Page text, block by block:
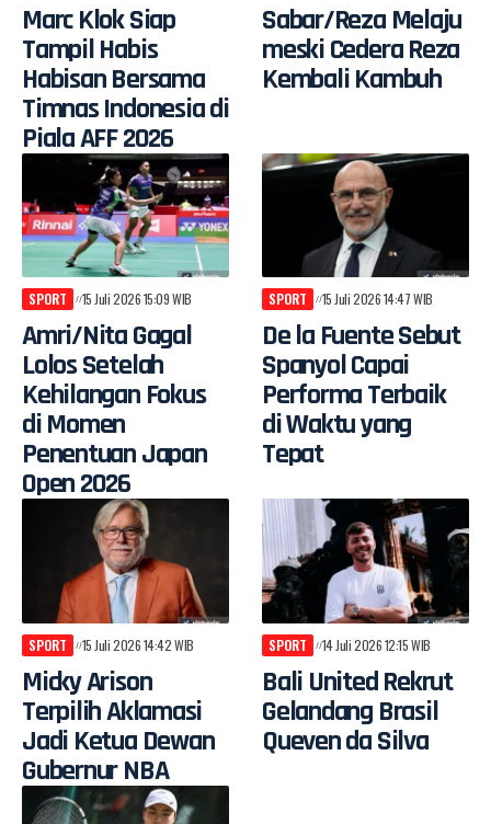
Marc Klok Siap
Tampil Habis
Habisan Bersama
Timnas Indonesia di
Piala AFF 2026
Sabar/Reza Melaju
meski Cedera Reza
Kembali Kambuh
SPORT 15 Juli 2026 15:09 WIB
Amri/Nita Gagal
Lolos Setelah
Kehilangan Fokus
di Momen
Penentuan Japan
Open 2026
SPORT 15 Juli 2026 14:47 WIB
De la Fuente Sebut
Spanyol Capai
Performa Terbaik
di Waktu yang
Tepat
SPORT 15 Juli 2026 14:42 WIB
Micky Arison
Terpilih Aklamasi
Jadi Ketua Dewan
Gubernur NBA
SPORT 14 Juli 2026 12:15 WIB
Bali United Rekrut
Gelandang Brasil
Queven da Silva